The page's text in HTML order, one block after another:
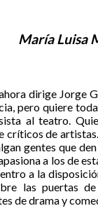
María Luisa
dirige Jorge
pero quiere
al teatro.
críticos de
gentes que
a los de
a la
las puertas
de drama y